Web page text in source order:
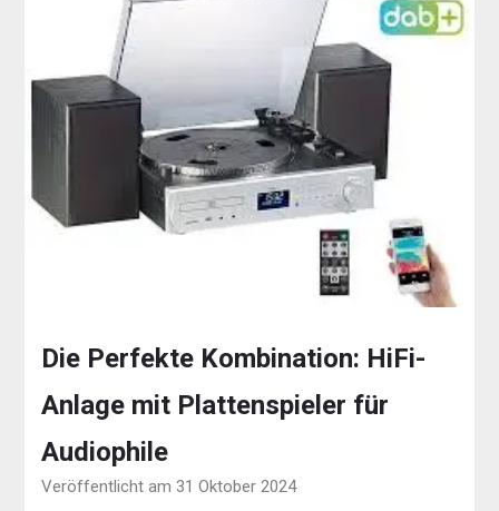
Die Perfekte Kombination: HiFi-
Anlage mit Plattenspieler für
Audiophile
Veröffentlicht am 31 Oktober 2024